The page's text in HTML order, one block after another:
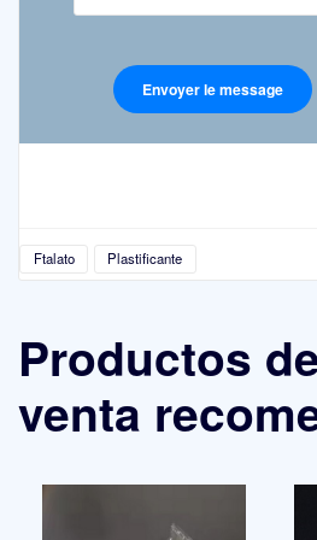
Ftalato Plastificante
Productos
venta